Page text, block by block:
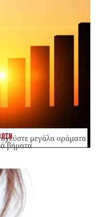
μεγάλα οράματα
βήματα